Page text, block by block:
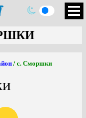
/ с. Сморшки